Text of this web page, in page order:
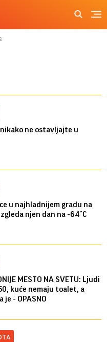
ne ostavljajte u
u najhladnijem gradu na
njen dan na -64°C
MESTO NA SVETU: Ljudi
kuće nemaju toalet, a
je - OPASNO